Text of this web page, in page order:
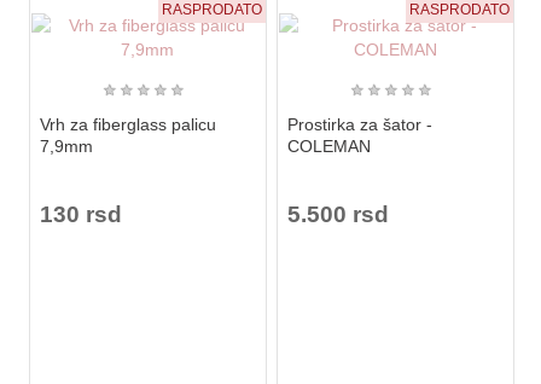
RASPRODATO
★ ★ ★ ★ ★
Vrh za fiberglass palicu
7,9mm
130 rsd
RASPRODATO
★ ★ ★ ★ ★
Prostirka za šator -
COLEMAN
5.500 rsd